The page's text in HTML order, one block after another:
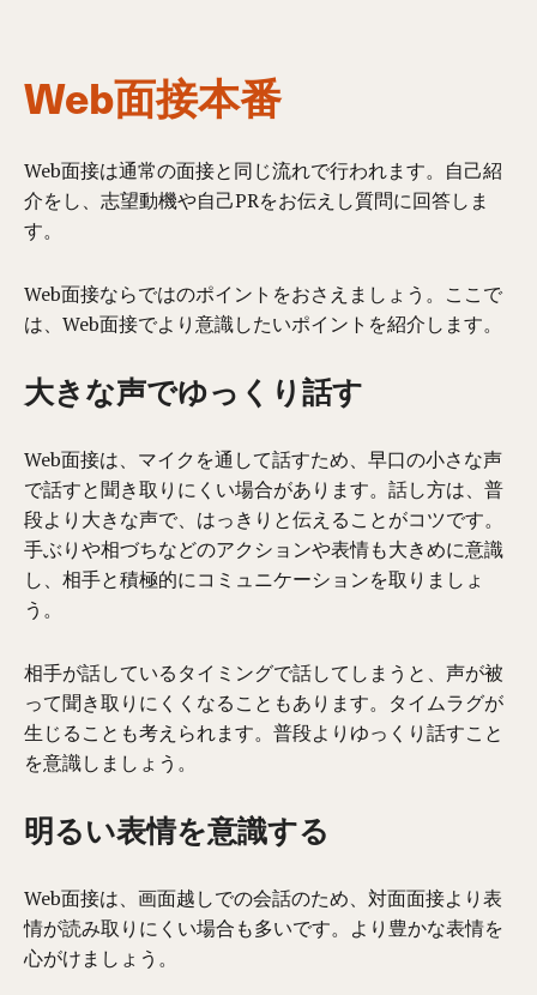
Web面接本番
Web面接は通常の面接と同じ流れで行われます。自己紹
介をし、志望動機や自己PRをお伝えし質問に回答しま
す。
Web面接ならではのポイントをおさえましょう。ここで
は、Web面接でより意識したいポイントを紹介します。
大きな声でゆっくり話す
Web面接は、マイクを通して話すため、早口の小さな声
で話すと聞き取りにくい場合があります。話し方は、普
段より大きな声で、はっきりと伝え ることがコツです。
手ぶりや相づちなどのアクションや表情も大きめに意識
し、相手と積極的にコミュニケーションを取りましょ
う。
相手が話しているタイミングで話してしまうと、声が被
って聞き取りにくくなることもあります。タイムラグが
生じることも考えられます。普段よりゆっくり話すこと
を意識しましょう。
明るい表情を意識する
Web面接は、画面越しでの会話のため、対面面接より表
情が読み取りにくい場合も多いです。より豊かな表情を
心がけましょう。